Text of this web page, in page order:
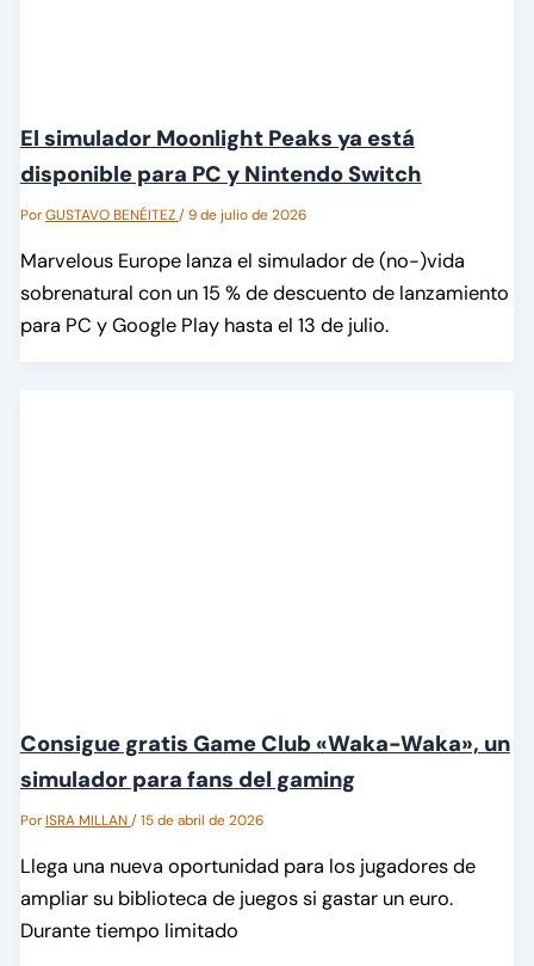
El simulador Moonlight Peaks ya está
disponible para PC y Nintendo Switch
PorGUSTAVO BENÉITEZ/9 de julio de 2026
Marvelous Europe lanza el simulador de (no-)vida
sobrenatural con un 15 % de descuento de lanzamiento
para PC y Google Play hasta el 13 de julio.
Consigue gratis Game Club «Waka-Waka», un
simulador para fans del gaming
PorISRA MILLAN/15 de abril de 2026
Llega una nueva oportunidad para los jugadores de
ampliar su biblioteca de juegos si gastar un euro.
Durante tiempo limitado